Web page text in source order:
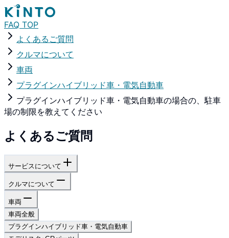
FAQ TOP
よくあるご質問
クルマについて
車両
プラグインハイブリッド車・電気自動車
プラグインハイブリッド車・電気自動車の場合の、駐車
場の制限を教えてください
よくあるご質問
サービスについて
クルマについて
車両
車両全般
プラグインハイブリッド車・電気自動車